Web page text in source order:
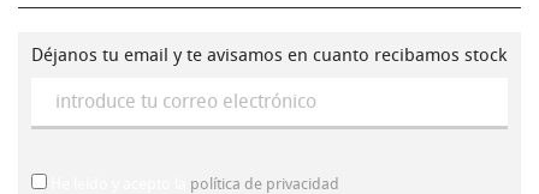
Déjanos tu email y te avisamos en cuanto recibamos stock
política de privacidad